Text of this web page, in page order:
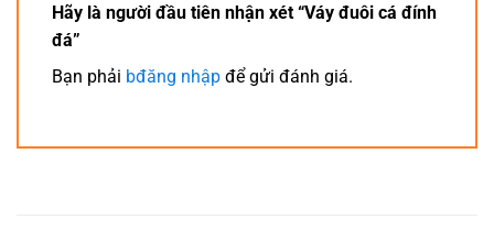
Hãy là người đầu tiên nhận xét “Váy đuôi cá đính
đá”
Bạn phải bđăng nhập để gửi đánh giá.